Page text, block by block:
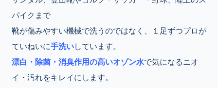
パイクまで
靴が傷みやすい機械で洗うのではなく、１足ずつプロが
ていねいに手洗いしています。
漂白・除菌・消臭作用の高いオゾン水で気になるニオ
イ・汚れをキレイにします。